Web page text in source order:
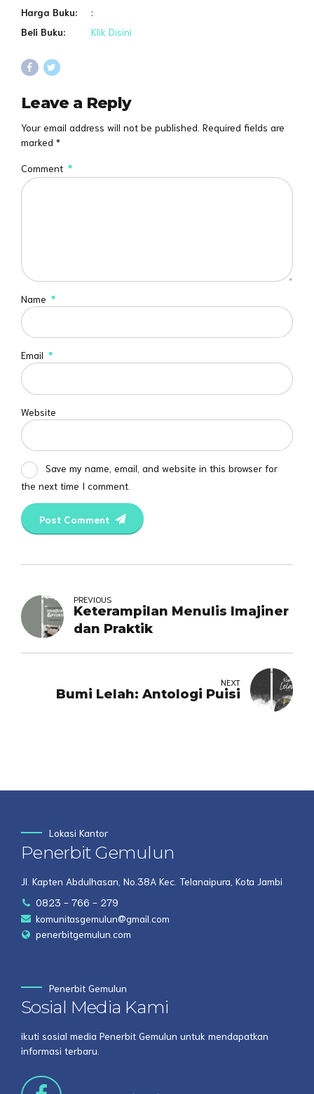
Harga Buku:
:
Beli Buku:
Klik Disini
Leave a Reply
Your email address will not be published. Required fields are
marked *
Comment *
Name *
Email *
Website
Save my name, email, and website in this browser for
the next time I comment.
Post Comment
PREVIOUS
Keterampilan Menulis Imajiner
dan Praktik
NEXT
Bumi Lelah: Antologi Puisi
Lokasi Kantor
Penerbit Gemulun
Jl. Kapten Abdulhasan, No.38A Kec. Telanaipura, Kota Jambi
0823 - 766 - 279
komunitasgemulun@gmail.com
penerbitgemulun.com
Penerbit Gemulun
Sosial Media Kami
ikuti sosial media Penerbit Gemulun untuk mendapatkan
informasi terbaru.